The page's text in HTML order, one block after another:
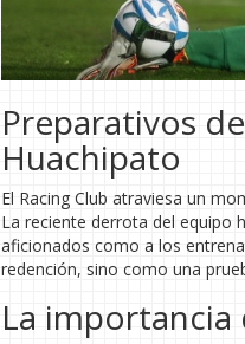
Preparativos
Huachipato
El Racing Club atraviesa un
La reciente derrota del equipo
aficionados como a los
redención, sino como una
La